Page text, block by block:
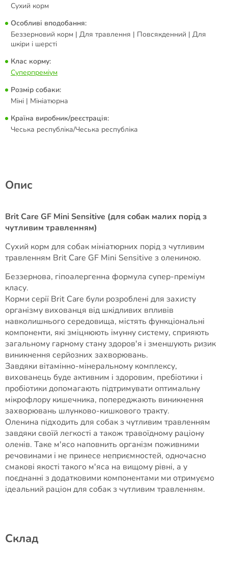
Сухий корм
Особливі вподобання:
Беззерновий корм | Для травлення | Повсякденний | Для
шкіри і шерсті
Клас корму:
Суперпреміум
Розмір собаки:
Міні | Мініатюрна
Країна виробник/реєстрація:
Чеська республіка/Чеська республіка
Опис
Brit Care GF Mini Sensitive (для собак малих порід з
чутливим травленням)
Сухий корм для собак мініатюрних порід з чутливим
травленням Brit Care GF Mini Sensitive з олениною.
Беззернова, гіпоалергенна формула супер-преміум
класу.
Корми серії Brit Care були розроблені для захисту
організму вихованця від шкідливих впливів
навколишнього середовища, містять функціональні
компоненти, які зміцнюють імунну систему, сприяють
загальному гарному стану здоров'я і зменшують ризик
виникнення серйозних захворювань.
Завдяки вітамінно-мінеральному комплексу,
вихованець буде активним і здоровим, пребіотики і
пробіотики допомагають підтримувати оптимальну
мікрофлору кишечника, попереджають виникнення
захворювань шлунково-кишкового тракту.
Оленина підходить для собак з чутливим травленням
завдяки своїй легкості а також травоїдному раціону
оленів. Таке м'ясо наповнить організм поживними
речовинами і не принесе неприємностей, одночасно
смакові якості такого м'яса на вищому рівні, а у
поєднанні з додатковими компонентами ми отримуємо
ідеальний раціон для собак з чутливим травленням.
Cклад